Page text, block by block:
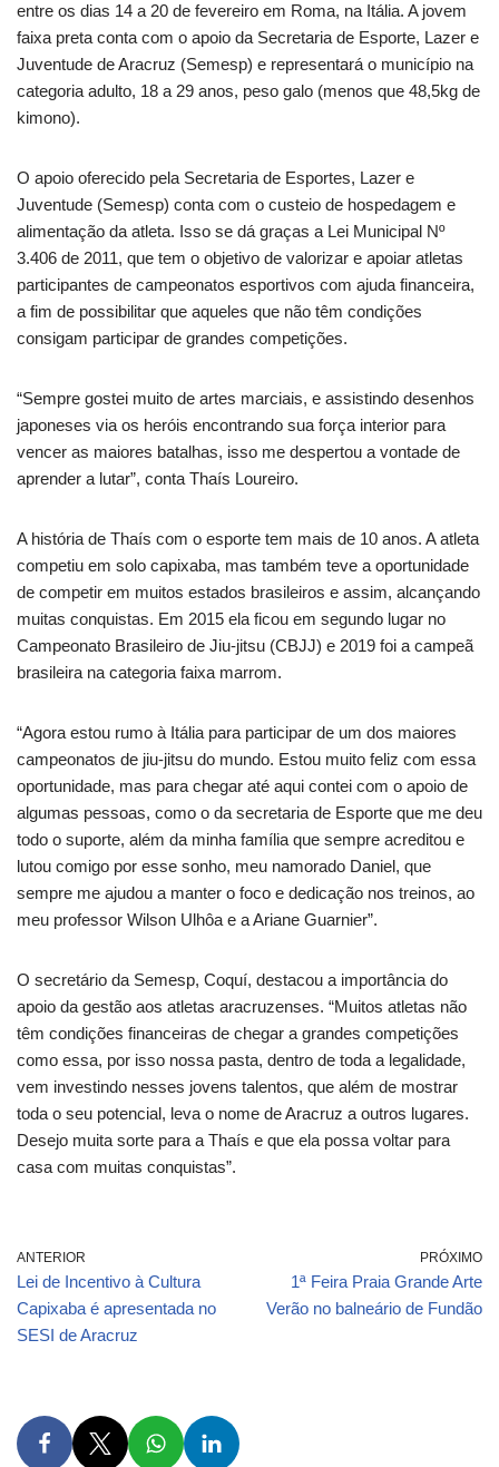
entre os dias 14 a 20 de fevereiro em Roma, na Itália. A jovem
faixa preta conta com o apoio da Secretaria de Esporte, Lazer e
Juventude de Aracruz (Semesp) e representará o município na
categoria adulto, 18 a 29 anos, peso galo (menos que 48,5kg de
kimono).
O apoio oferecido pela Secretaria de Esportes, Lazer e
Juventude (Semesp) conta com o custeio de hospedagem e
alimentação da atleta. Isso se dá graças a Lei Municipal Nº
3.406 de 2011, que tem o objetivo de valorizar e apoiar atletas
participantes de campeonatos esportivos com ajuda financeira,
a fim de possibilitar que aqueles que não têm condições
consigam participar de grandes competições.
“Sempre gostei muito de artes marciais, e assistindo desenhos
japoneses via os heróis encontrando sua força interior para
vencer as maiores batalhas, isso me despertou a vontade de
aprender a lutar”, conta Thaís Loureiro.
A história de Thaís com o esporte tem mais de 10 anos. A atleta
competiu em solo capixaba, mas também teve a oportunidade
de competir em muitos estados brasileiros e assim, alcançando
muitas conquistas. Em 2015 ela ficou em segundo lugar no
Campeonato Brasileiro de Jiu-jitsu (CBJJ) e 2019 foi a campeã
brasileira na categoria faixa marrom.
“Agora estou rumo à Itália para participar de um dos maiores
campeonatos de jiu-jitsu do mundo. Estou muito feliz com essa
oportunidade, mas para chegar até aqui contei com o apoio de
algumas pessoas, como o da secretaria de Esporte que me deu
todo o suporte, além da minha família que sempre acreditou e
lutou comigo por esse sonho, meu namorado Daniel, que
sempre me ajudou a manter o foco e dedicação nos treinos, ao
meu professor Wilson Ulhôa e a Ariane Guarnier”.
O secretário da Semesp, Coquí, destacou a importância do
apoio da gestão aos atletas aracruzenses. “Muitos atletas não
têm condições financeiras de chegar a grandes competições
como essa, por isso nossa pasta, dentro de toda a legalidade,
vem investindo nesses jovens talentos, que além de mostrar
toda o seu potencial, leva o nome de Aracruz a outros lugares.
Desejo muita sorte para a Thaís e que ela possa voltar para
casa com muitas conquistas”.
ANTERIOR
Lei de Incentivo à Cultura
Capixaba é apresentada no
SESI de Aracruz
PRÓXIMO
1ª Feira Praia Grande Arte
Verão no balneário de Fundão